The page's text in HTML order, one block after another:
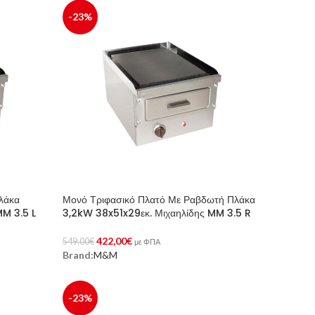
3.5 L
-23%
Μονό Τριφασικό Πλατό Με Ραβδωτή Πλάκα
3,2kW 38x51x29εκ. Μιχαηλίδης MM 3.5 R
549,00€ 422,00€ με ΦΠΑ
Προσθήκη Στο Καλάθι
Brand:M&M
-23%